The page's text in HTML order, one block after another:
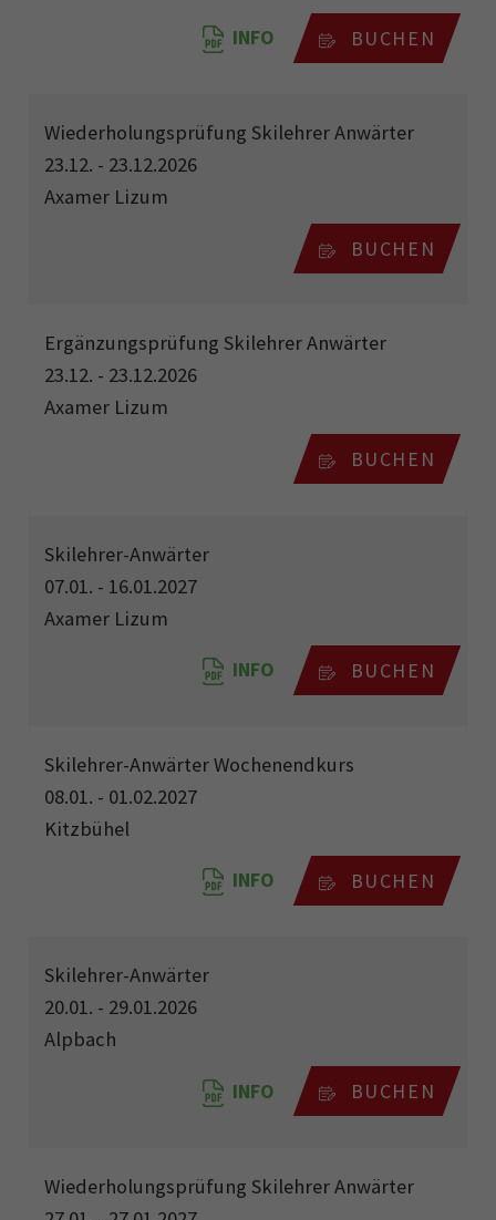
INFO BUCHEN
Wiederholungsprüfung Skilehrer Anwärter
23.12. - 23.12.2026
Axamer Lizum
BUCHEN
Ergänzungsprüfung Skilehrer Anwärter
23.12. - 23.12.2026
Axamer Lizum
BUCHEN
Skilehrer-Anwärter
07.01. - 16.01.2027
Axamer Lizum
INFO BUCHEN
Skilehrer-Anwärter Wochenendkurs
08.01. - 01.02.2027
Kitzbühel
INFO BUCHEN
Skilehrer-Anwärter
20.01. - 29.01.2026
Alpbach
INFO BUCHEN
Wiederholungsprüfung Skilehrer Anwärter